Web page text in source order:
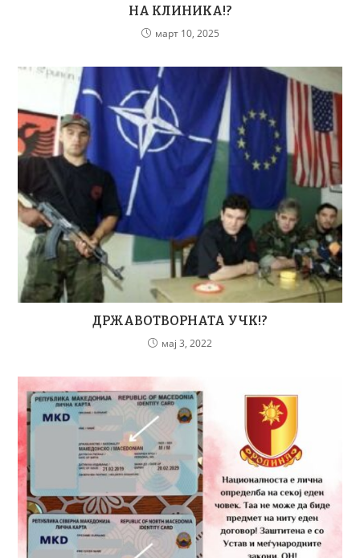
НА КЛИНИКА!?
март 10, 2025
ДРЖАВОТВОРНАТА УЧК!?
мај 3, 2022